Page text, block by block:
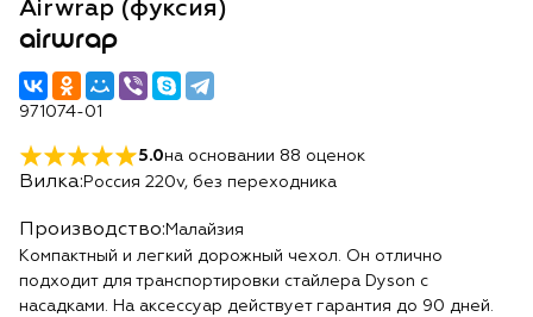
Airwrap (фуксия)
airwrap
971074-01
5.0на основании 88 оценок
Вилка: Россия 220v, без переходника
Производство: Малайзия
Компактный и легкий дорожный чехол. Он отлично
подходит для транспортировки стайлера Dyson с
насадками. На аксессуар действует гарантия до 90 дней.